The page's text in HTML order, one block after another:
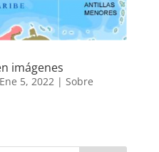
imágenes
Ene 5, 2022 | Sobre